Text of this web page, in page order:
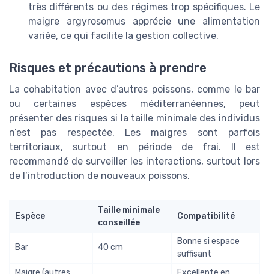
très différents ou des régimes trop spécifiques. Le
maigre argyrosomus apprécie une alimentation
variée, ce qui facilite la gestion collective.
Risques et précautions à prendre
La cohabitation avec d’autres poissons, comme le bar
ou certaines espèces méditerranéennes, peut
présenter des risques si la taille minimale des individus
n’est pas respectée. Les maigres sont parfois
territoriaux, surtout en période de frai. Il est
recommandé de surveiller les interactions, surtout lors
de l’introduction de nouveaux poissons.
Espèce
Taille minimale
conseillée
Compatibilité
Bar 40 cm
Bonne si espace
suffisant